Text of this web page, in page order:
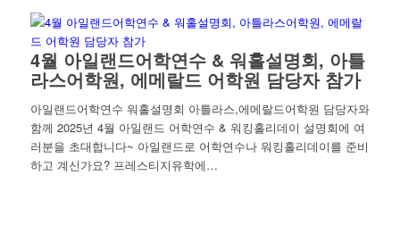
4월 아일랜드어학연수 & 워홀설명회, 아틀
라스어학원, 에메랄드 어학원 담당자 참가
아일랜드어학연수 워홀설명회 아틀라스,에메랄드어학원 담당자와
함께 2025년 4월 아일랜드 어학연수 & 워킹홀리데이 설명회에 여
러분을 초대합니다~ 아일랜드로 어학연수나 워킹홀리데이를 준비
하고 계신가요? 프레스티지유학에…